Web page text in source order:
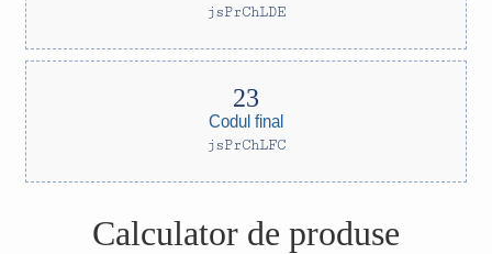
jsPrChLDE
Codul final
jsPrChLFC
Calculator de produse